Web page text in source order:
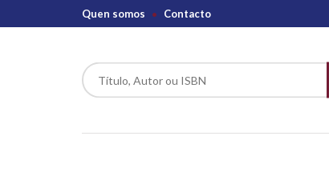
Quen somos Contacto